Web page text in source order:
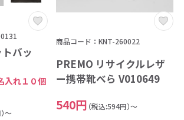
バッ
入れ１０個
～
商品コード：KNT-260022
PREMO リサイクルレザ
ー携帯靴べら V010649
540円 （税込:594円）～